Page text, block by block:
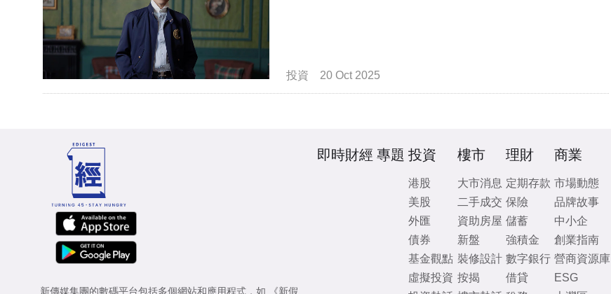
投資 20 Oct 2025
新傳媒集團的數碼平台包括多個網站和應用程式，如 《新假
即時財經 專題 投資
港股
美股
外匯
債券
基金觀點
虛擬投資
樓市
大市消息
二手成交
資助房屋
新盤
裝修設計
按揭
理財
定期存款
保險
儲蓄
強積金
數字銀行
借貸
商業
市場動態
品牌故事
中小企
創業指南
營商資源庫
ESG